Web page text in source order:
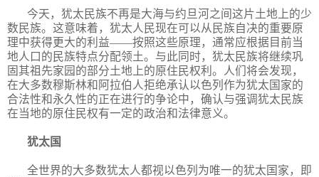
今天，犹太民族不再是大海与约旦河之间这片土地上的少
数民族。这意味着，犹太人民现在可以从民族自决的重要原
理中获得更大的利益——按照这些原理，通常应根据目前当
地人口的民族特点分配领土。与此同时，犹太民族将继续巩
固其祖先家园的部分土地上的原住民权利。人们将会发现，
在大多数穆斯林和阿拉伯人拒绝承认以色列作为犹太国家的
合法性和永久性的正在进行的争论中，确认与强调犹太民族
在当地的原住民权有一定的政治和法律意义。
犹太国
全世界的大多数犹太人都视以色列为唯一的犹太国家，即